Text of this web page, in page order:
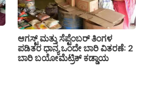
ಆಗಸ್ಟ್ ಮತ್ತು ಸೆಪ್ಟೆಂಬರ್ ತಿಂಗಳ
ಪಡಿತರ ಧಾನ್ಯ ಒಂದೇ ಬಾರಿ ವಿತರಣೆ: 2
ಬಾರಿ ಬಯೋಮೆಟ್ರಿಕ್ ಕಡ್ಡಾಯ